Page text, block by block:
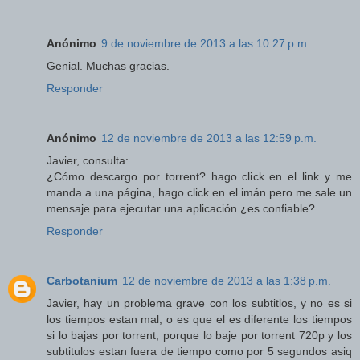
Anónimo 9 de noviembre de 2013 a las 10:27 p.m.
Genial. Muchas gracias.
Responder
Anónimo 12 de noviembre de 2013 a las 12:59 p.m.
Javier, consulta:
¿Cómo descargo por torrent? hago click en el link y me
manda a una página, hago click en el imán pero me sale un
mensaje para ejecutar una aplicación ¿es confiable?
Responder
Carbotanium 12 de noviembre de 2013 a las 1:38 p.m.
Javier, hay un problema grave con los subtitlos, y no es si
los tiempos estan mal, o es que el es diferente los tiempos
si lo bajas por torrent, porque lo baje por torrent 720p y los
subtitulos estan fuera de tiempo como por 5 segundos asiq